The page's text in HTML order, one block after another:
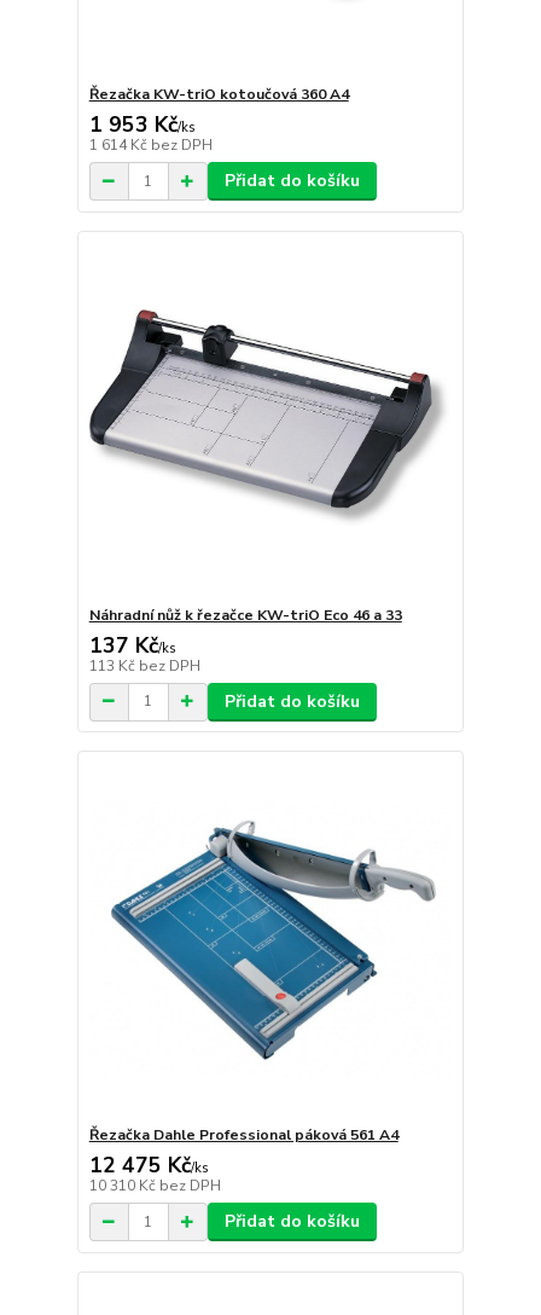
Řezačka KW-triO kotoučová 360 A4
1 953 Kč/ks
1 614 Kč bez DPH
Přidat do košíku
Náhradní nůž k řezačce KW-triO Eco 46 a 33
137 Kč/ks
113 Kč bez DPH
Přidat do košíku
Řezačka Dahle Professional páková 561 A4
12 475 Kč/ks
10 310 Kč bez DPH
Přidat do košíku